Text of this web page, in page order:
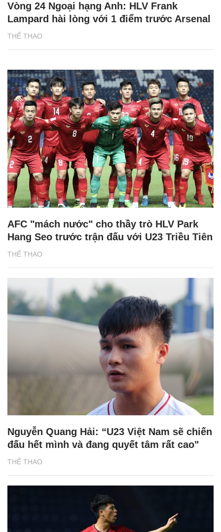
THỂ THAO
Vòng 24 Ngoại hạng Anh: HLV Frank
Lampard hài lòng với 1 điểm trước Arsenal
THỂ THAO
AFC "mách nước" cho thầy trò HLV Park
Hang Seo trước trận đấu với U23 Triều Tiên
THỂ THAO
Nguyễn Quang Hải: “U23 Việt Nam sẽ chiến
đấu hết mình và đang quyết tâm rất cao"